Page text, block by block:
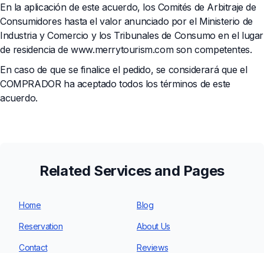
En la aplicación de este acuerdo, los Comités de Arbitraje de
Consumidores hasta el valor anunciado por el Ministerio de
Industria y Comercio y los Tribunales de Consumo en el lugar
de residencia de www.merrytourism.com son competentes.
En caso de que se finalice el pedido, se considerará que el
COMPRADOR ha aceptado todos los términos de este
acuerdo.
Related Services and Pages
Home Blog
Reservation About Us
Contact Reviews